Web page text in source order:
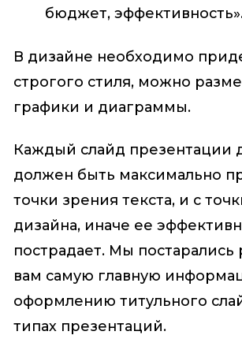
бюджет,
В дизайне необходимо
строгого стиля, можно
графики и диаграммы.
Каждый слайд презентации
должен быть максимально
точки зрения текста, и с
дизайна, иначе ее
пострадает. Мы постарались
вам самую главную
оформлению титульного
типах презентаций.